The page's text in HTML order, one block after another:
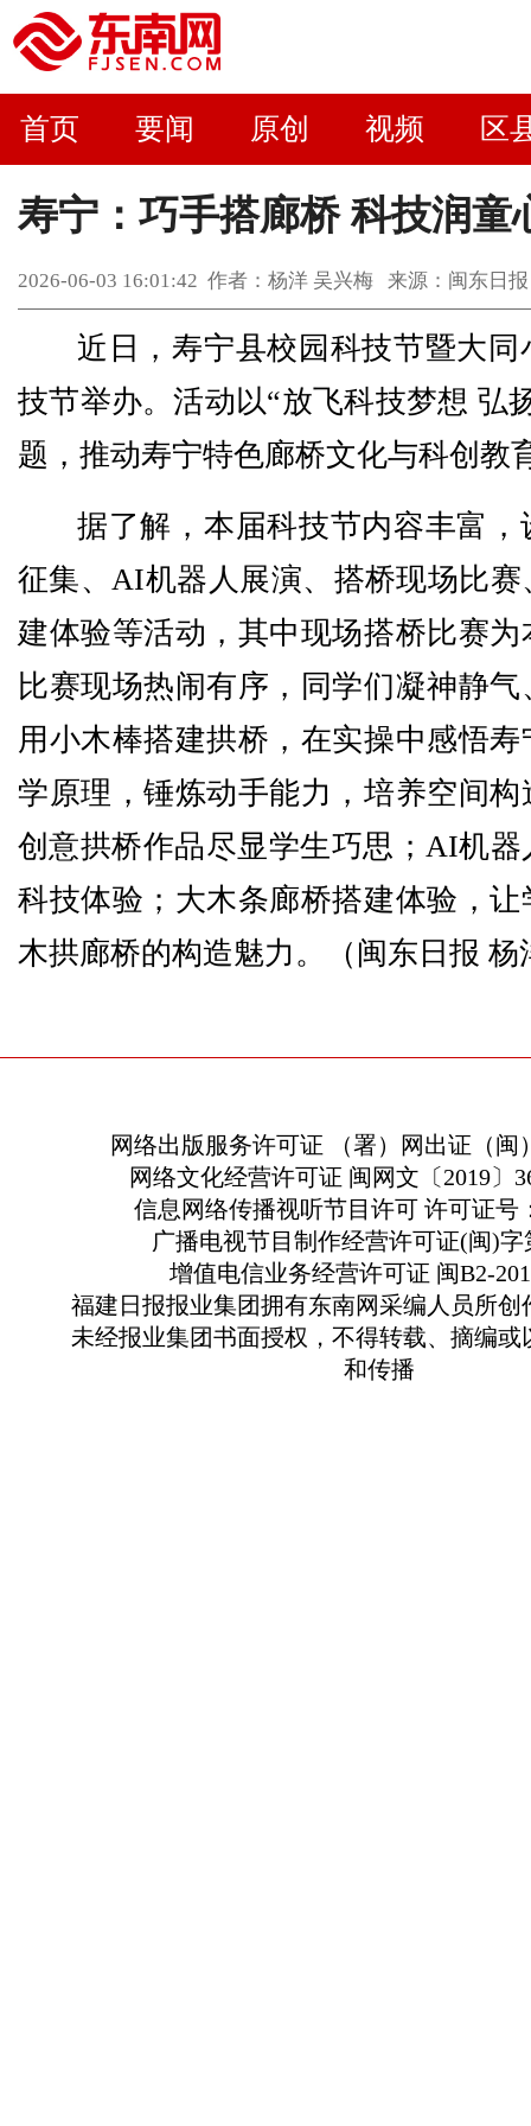
首页 要闻 原创 视频 区
寿宁：巧手搭廊桥 科技润童
2026-06-03 16:01:42 作者：杨洋 吴兴梅 来源：闽东日
近日，寿宁县校园科技节暨大同
技节举办。活动以“放飞科技梦想 弘
题，推动寿宁特色廊桥文化与科创教
据了解，本届科技节内容丰富，
征集、AI机器人展演、搭桥现场比
建体验等活动，其中现场搭桥比赛
比赛现场热闹有序，同学们凝神静
用小木棒搭建拱桥，在实操中感悟
学原理，锤炼动手能力，培养空间
创意拱桥作品尽显学生巧思；AI机
科技体验；大木条廊桥搭建体验，
木拱廊桥的构造魅力。
（闽东日报
网络出版服务许可证 （署）网出证（闽
网络文化经营许可证 闽网文〔2019〕
信息网络传播视听节目许可 许可证号
广播电视节目制作经营许可证(闽)字
增值电信业务经营许可证 闽B2-
福建日报报业集团拥有东南网采编人员所创
未经报业集团书面授权，不得转载、摘编或
和传播